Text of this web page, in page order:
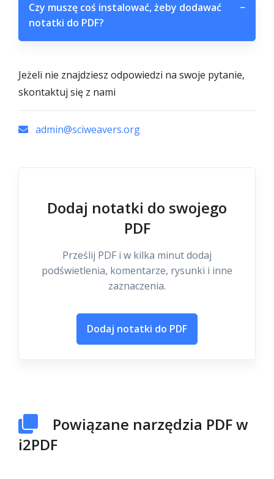
Czy muszę coś instalować, żeby dodawać
notatki do PDF?
−
Jeżeli nie znajdziesz odpowiedzi na swoje pytanie,
skontaktuj się z nami
admin@sciweavers.org
Dodaj notatki do swojego
PDF
Prześlij PDF i w kilka minut dodaj
podświetlenia, komentarze, rysunki i inne
zaznaczenia.
Dodaj notatki do PDF
Powiązane narzędzia PDF w
i2PDF